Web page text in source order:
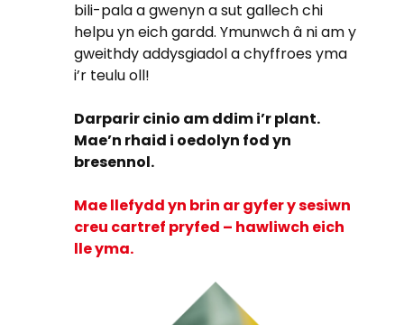
bili-pala a gwenyn a sut gallech chi
helpu yn eich gardd. Ymunwch â ni am y
gweithdy addysgiadol a chyffroes yma
i’r teulu oll!
Darparir cinio am ddim i’r plant.
Mae’n rhaid i oedolyn fod yn
bresennol.
Mae llefydd yn brin ar gyfer y sesiwn
creu cartref pryfed – hawliwch eich
lle yma.